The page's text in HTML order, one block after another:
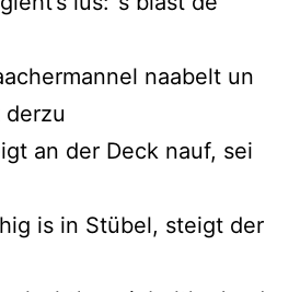
naa­belt un
derzu
an der Deck nauf, sei
is in Stübel, steigt der